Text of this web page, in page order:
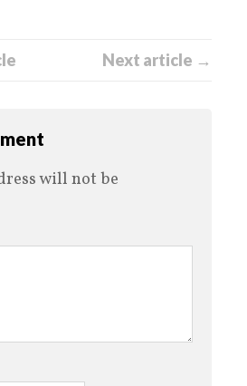
Next article →
will not be